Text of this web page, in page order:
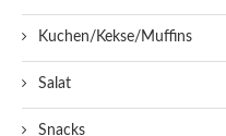
Kuchen/Kekse/Muffins
Salat
Snacks